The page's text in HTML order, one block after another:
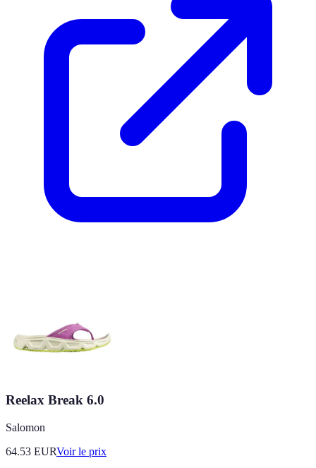
Reelax Break 6.0
Salomon
64.53 EURVoir le prix